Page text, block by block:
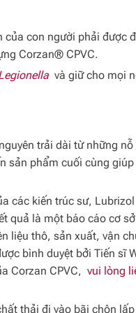
con người phải được
Corzan® CPVC.
và giữ cho mọi
trải dài từ những
sản phẩm cuối cùng
các kiến ​​trúc sư,
quả là một báo cáo cơ
liệu thô, sản xuất, vận
bình duyệt bởi Tiến sĩ
Corzan CPVC, vui lòng
thải đi vào bãi chôn